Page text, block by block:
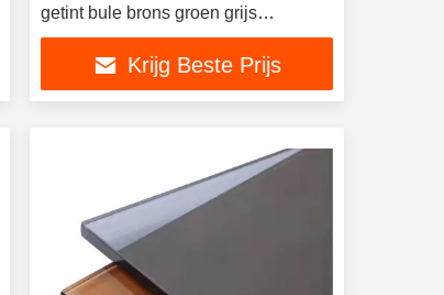
getint bule brons groen grijs
reflecterend glas
Krijg Beste Prijs